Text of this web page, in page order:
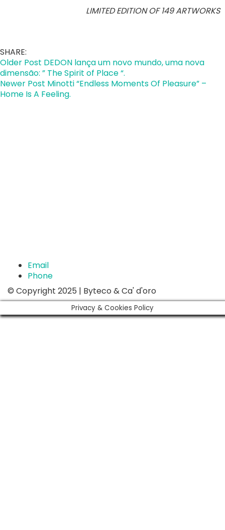
LIMITED EDITION OF 149 ARTWORKS
SHARE:
Older Post DEDON lança um novo mundo, uma nova
dimensão: ” The Spirit of Place “.
Newer Post Minotti “Endless Moments Of Pleasure” –
Home Is A Feeling.
Email
Phone
© Copyright 2025 | Byteco & Ca' d'oro
Privacy & Cookies Policy